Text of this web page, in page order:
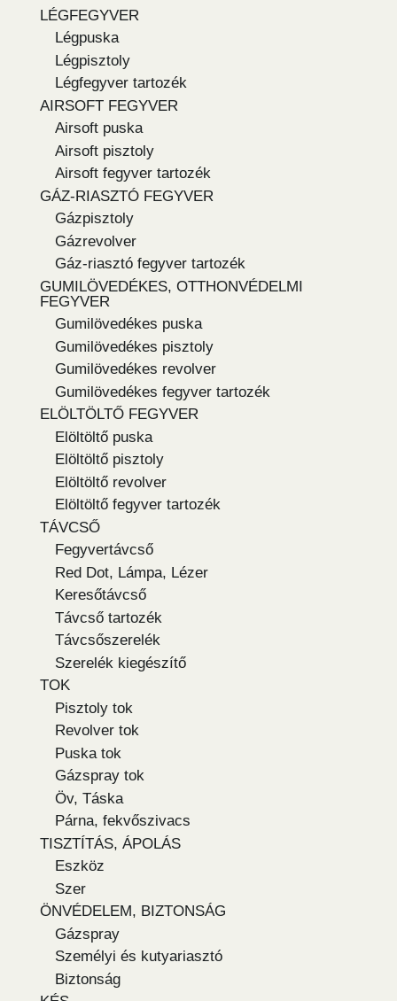
LÉGFEGYVER
Légpuska
Légpisztoly
Légfegyver tartozék
AIRSOFT FEGYVER
Airsoft puska
Airsoft pisztoly
Airsoft fegyver tartozék
GÁZ-RIASZTÓ FEGYVER
Gázpisztoly
Gázrevolver
Gáz-riasztó fegyver tartozék
GUMILÖVEDÉKES, OTTHONVÉDELMI
FEGYVER
Gumilövedékes puska
Gumilövedékes pisztoly
Gumilövedékes revolver
Gumilövedékes fegyver tartozék
ELÖLTÖLTŐ FEGYVER
Elöltöltő puska
Elöltöltő pisztoly
Elöltöltő revolver
Elöltöltő fegyver tartozék
TÁVCSŐ
Fegyvertávcső
Red Dot, Lámpa, Lézer
Keresőtávcső
Távcső tartozék
Távcsőszerelék
Szerelék kiegészítő
TOK
Pisztoly tok
Revolver tok
Puska tok
Gázspray tok
Öv, Táska
Párna, fekvőszivacs
TISZTÍTÁS, ÁPOLÁS
Eszköz
Szer
ÖNVÉDELEM, BIZTONSÁG
Gázspray
Személyi és kutyariasztó
Biztonság